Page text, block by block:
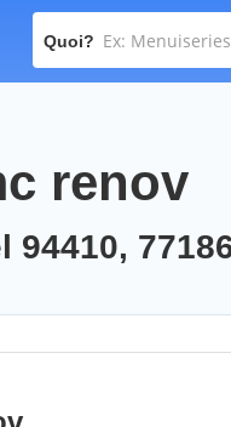
Quoi?
renov
94410,